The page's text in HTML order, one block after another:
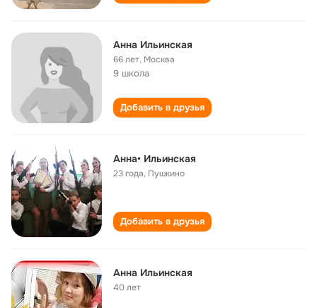
Анна Ильинская
66 лет, Москва
9 школа
Добавить в друзья
Анна• Ильинская
23 года, Пушкино
Добавить в друзья
Анна Ильинская
40 лет